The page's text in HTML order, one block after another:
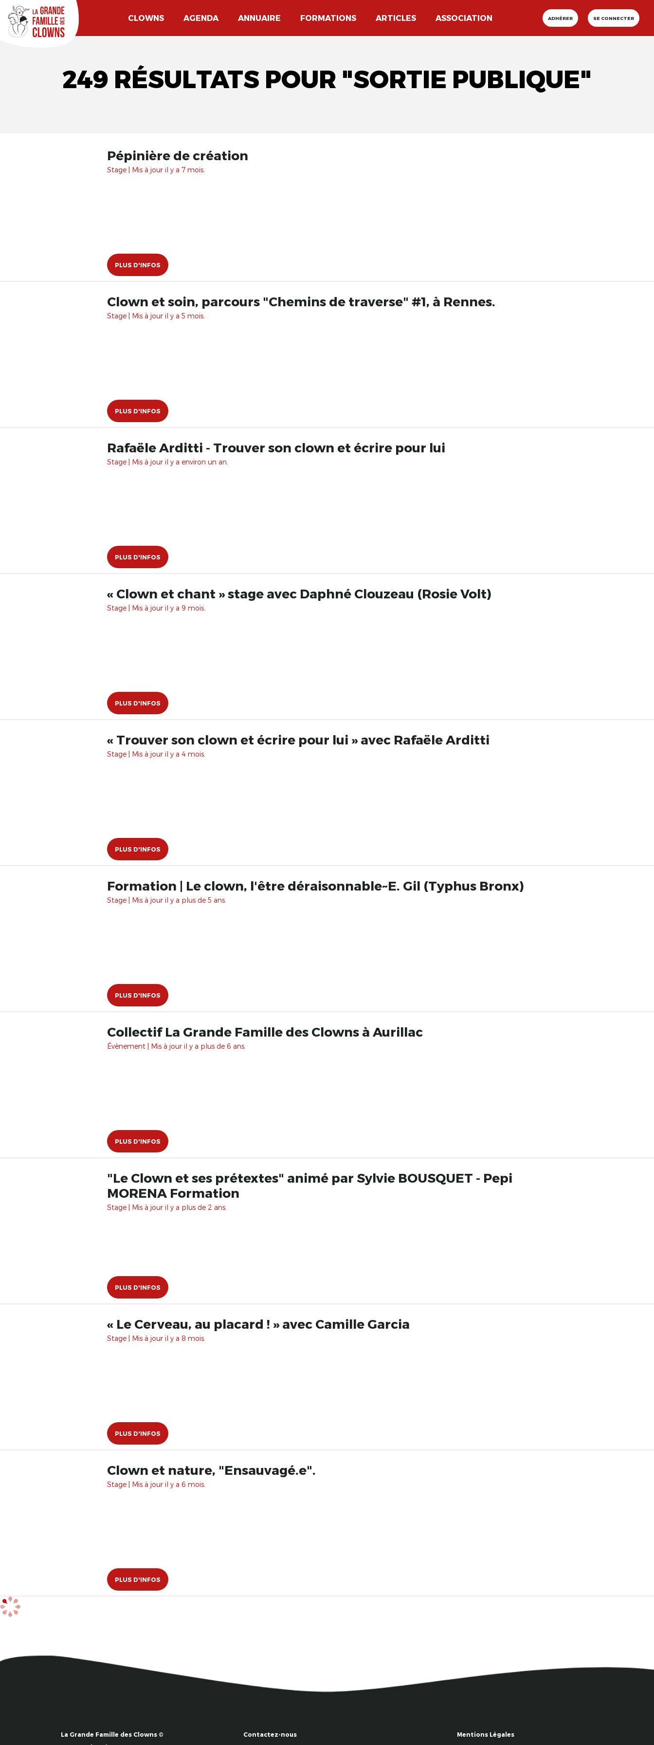
CLOWNS AGENDA ANNUAIRE FORMATIONS ARTICLES ASSOCIATION ADHÉRER SE CONNECTER
249 RÉSULTATS POUR "SORTIE PUBLIQUE"
Pépinière de création
Stage | Mis à jour il y a 7 mois.
PLUS D'INFOS
Clown et soin, parcours "Chemins de traverse" #1, à Rennes.
Stage | Mis à jour il y a 5 mois.
PLUS D'INFOS
Rafaële Arditti - Trouver son clown et écrire pour lui
Stage | Mis à jour il y a environ un an.
PLUS D'INFOS
« Clown et chant » stage avec Daphné Clouzeau (Rosie Volt)
Stage | Mis à jour il y a 9 mois.
PLUS D'INFOS
« Trouver son clown et écrire pour lui » avec Rafaële Arditti
Stage | Mis à jour il y a 4 mois.
PLUS D'INFOS
Formation | Le clown, l'être déraisonnable~E. Gil (Typhus Bronx)
Stage | Mis à jour il y a plus de 5 ans.
PLUS D'INFOS
Collectif La Grande Famille des Clowns à Aurillac
Évènement | Mis à jour il y a plus de 6 ans.
PLUS D'INFOS
"Le Clown et ses prétextes" animé par Sylvie BOUSQUET - Pepi
MORENA Formation
Stage | Mis à jour il y a plus de 2 ans.
PLUS D'INFOS
« Le Cerveau, au placard ! » avec Camille Garcia
Stage | Mis à jour il y a 8 mois.
PLUS D'INFOS
Clown et nature, "Ensauvagé.e".
Stage | Mis à jour il y a 6 mois.
PLUS D'INFOS
La Grande Famille des Clowns ©
Contactez-nous Mentions Légales